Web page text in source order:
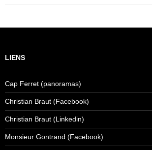
LIENS
Cap Ferret (panoramas)
Christian Braut (Facebook)
Christian Braut (Linkedin)
Monsieur Gontrand (Facebook)